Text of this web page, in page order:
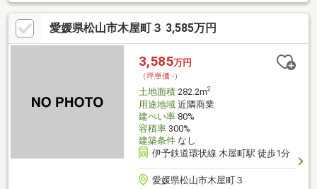
愛媛県松山市木屋町３ 3,585万円
3,585万円
（坪単価:-）
土地面積282.2m2
用途地域近隣商業
建ぺい率80%
容積率300%
建築条件なし
伊予鉄道環状線 木屋町駅 徒歩1分
愛媛県松山市木屋町３